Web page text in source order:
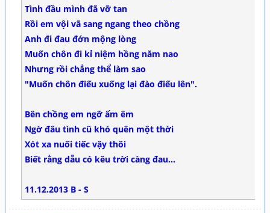
Tình đầu mình đã vỡ tan
Rồi em vội vã sang ngang theo chồng
Anh đi đau đớn mộng lòng
Muốn chôn đi kỉ niệm hồng năm nao
Nhưng rồi chẳng thể làm sao
"Muốn chôn điếu xuống lại đào điếu lên".
Bên chồng em ngỡ ấm êm
Ngờ đâu tình cũ khó quên một thời
Xót xa nuối tiếc vậy thôi
Biết rằng dẫu có kêu trời càng đau...
11.12.2013 B - S